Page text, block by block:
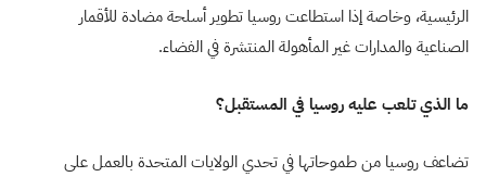
الرئيسية، وخاصة إذا استطاعت روسيا تطوير أسلحة مضادة للأقمار
الصناعية والمدارات غير المأهولة المنتشرة في الفضاء.
ما الذي تلعب عليه روسيا في المستقبل؟
تضاعف روسيا من طموحاتها في تحدي الولايات المتحدة بالعمل على